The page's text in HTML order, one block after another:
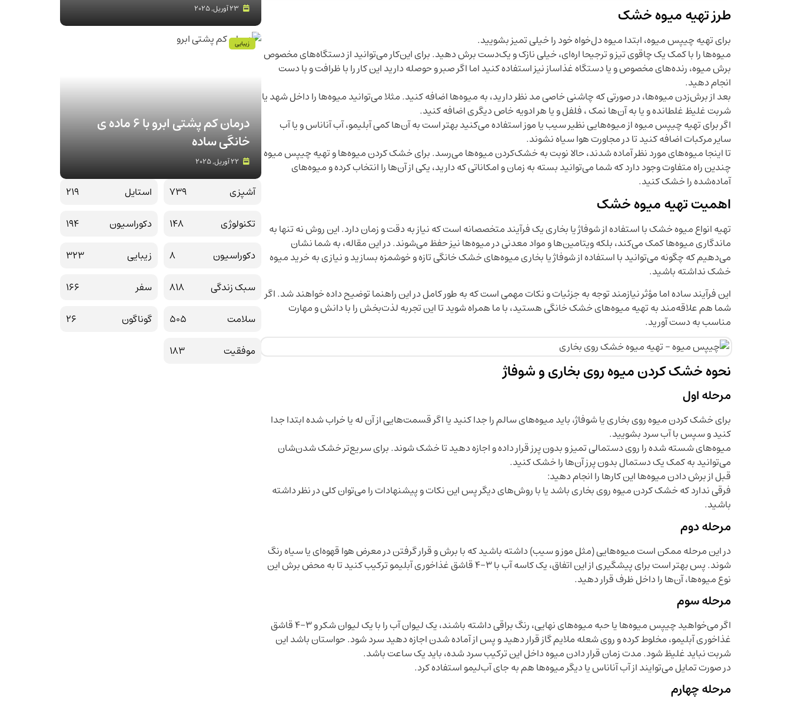
طرز تهیه میوه خشک
برای تهیه چیپس میوه، ابتدا میوه دل‌خواه خود را خیلی تمیز بشویید.
میوه‌ها را با کمک یک چاقوی تیز و ترجیحا اره‌ای، خیلی نازک و یک‌دست برش دهید. برای این‌کار می‌توانید از دستگاه‌های مخصوص
برش میوه، رنده‌های مخصوص و یا دستگاه غذاساز نیز استفاده کنید اما اگر صبر و حوصله دارید این کار را با ظرافت و با دست
انجام دهید.
بعد از برش‌زدن میوه‌ها، در صورتی‌ که چاشنی خاصی مد نظر دارید، به میوه‌ها اضافه کنید. مثلا می‌توانید میوه‌ها را داخل شهد یا
شربت غلیظ غلطانده و یا به آن‌ها نمک ، فلفل و یا هر ادویه خاص دیگری اضافه کنید.
اگر برای تهیه چیپس میوه از میوه‌هایی نظیر سیب یا موز استفاده می‌کنید بهتر است به آن‌ها کمی آبلیمو، آب آناناس و یا آب
سایر مرکبات اضافه کنید تا در مجاورت هوا سیاه نشوند.
تا اینجا میوه‌های مورد نظر آماده شدند، حالا نوبت به خشک‌کردن میوه‌ها می‌رسد. برای خشک‌ کردن میوه‌ها و تهیه چیپس میوه
چندین راه متفاوت وجود دارد که شما می‌‌توانید بسته به زمان و امکاناتی که دارید، یکی از آن‌ها را انتخاب کرده و میوه‌های
آماده‌شده را خشک کنید.
اهمیت تهیه میوه خشک
تهیه انواع میوه خشک با استفاده از شوفاژ یا بخاری یک فرآیند متخصصانه است که نیاز به دقت و زمان دارد. این روش نه تنها به
ماندگاری میوه‌ها کمک می‌کند، بلکه ویتامین‌ها و مواد معدنی در میوه‌ها نیز حفظ می‌شوند. در این مقاله، به شما نشان
می‌دهیم که چگونه می‌توانید با استفاده از شوفاژ یا بخاری میوه‌های خشک خانگی تازه و خوشمزه بسازید و نیازی به خرید میوه
خشک نداشته باشید.
این فرآیند ساده اما مؤثر نیازمند توجه به جزئیات و نکات مهمی است که به طور کامل در این راهنما توضیح داده خواهند شد. اگر
شما هم علاقه‌مند به تهیه میوه‌های خشک خانگی هستید، با ما همراه شوید تا این تجربه لذت‌بخش را با دانش و مهارت
مناسب به دست آورید.
نحوه خشک کردن میوه روی بخاری و شوفاژ
مرحله اول
برای خشک کردن میوه روی بخاری یا شوفاژ، باید میوه‌های سالم را جدا کنید یا اگر قسمت‌هایی از آن له یا خراب شده ابتدا جدا
کنید و سپس با آب سرد بشویید.
میوه‌های شسته شده را روی دستمالی تمیز و بدون پرز قرار داده و اجازه دهید تا خشک شوند. برای سریع‌تر خشک شدن‌شان
می‌توانید به کمک یک دستمال بدون پرز آن‌ها را خشک کنید.‌
قبل از برش دادن میوه‌ها این کار‌ها را انجام دهید:
فرقی ندارد که خشک کردن میوه روی بخاری باشد یا با روش‌های دیگر پس این نکات و پیشنهادات را می‌توان کلی در نظر داشته
باشید.
مرحله دوم
در این مرحله ممکن است میوه‌هایی (مثل موز و سیب) داشته باشید که با برش و قرار گرفتن در معرض هوا قهوه‌ای یا سیاه رنگ
شوند. پس بهتر است برای پیشگیری از این اتفاق، یک کاسه آب با 3-4 قاشق غذاخوری آبلیمو ترکیب کنید تا به محض برش این
نوع میوه‌ها، آن‌ها را داخل ظرف قرار دهید.
مرحله سوم
اگر می‌خواهید چیپس میوه‌ها یا حبه میوه‌های نهایی، رنگ براقی داشته باشند، یک لیوان آب را با یک لیوان شکر و 3-4 قاشق
غذاخوری آبلیمو، مخلوط کرده و روی شعله ملایم گاز قرار دهید و پس از آماده شدن اجازه دهید سرد شود. حواستان باشد این
شربت نباید غلیظ شود. مدت زمان قرار دادن میوه داخل این ترکیب سرد شده، باید یک ساعت باشد.
در صورت تمایل می‌توایند از آب آناناس یا دیگر میوه‌ها هم به جای آب‌لیمو استفاده کرد.
مرحله چهارم
درمان کم پشتی ابرو با 6 ماده ی
خانگی ساده
زیبایی
آشپزی 739 استایل
219
تکنولوژی
148 دکوراسیون
194
دکوراسیون
8 زیبایی
323
سبک زندگی
818 سفر
166
سلامت
505 گوناگون
26
موفقیت
183